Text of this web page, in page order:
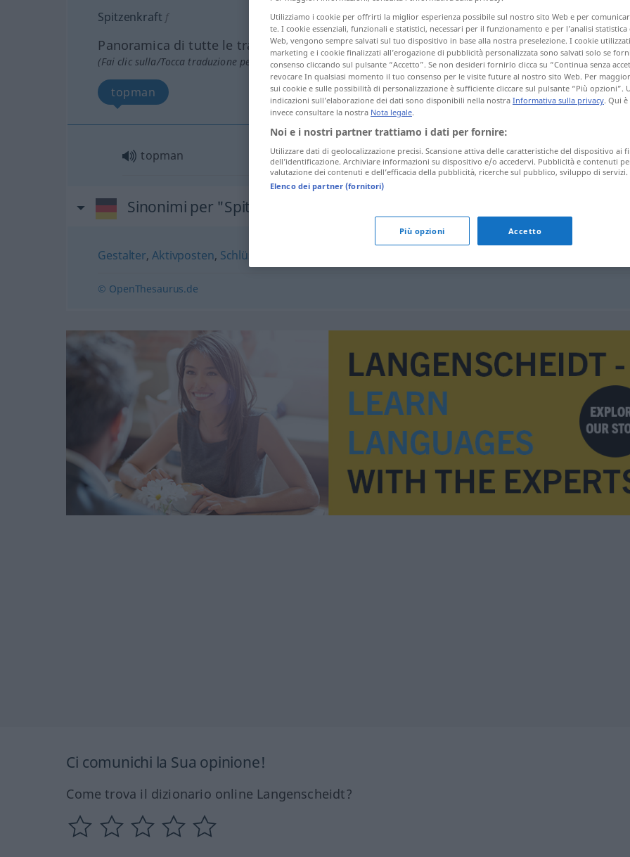
Spitzenkraft f
Panoramica di tutte le traduzion
(Fai clic sulla/Tocca traduzione per maggiori dettagli)
topman
topman Spitzenkraft
Sinonimi per "Spitzenkraft"
Gestalter,Aktivposten, Schlüsselfigur
© OpenThesaurus.de
Ci comunichi la Sua opinione!
Come trova il dizionario online Langenscheidt?
Utilizziamo i cookie per offrirti la miglior esperienza possibile sul nostro sito Web e per
te. I cookie essenziali, funzionali e statistici, necessari per il funzionamento e per l’analisi
Web, vengono sempre salvati sul tuo dispositivo in base alla nostra preselezione. I cookie
marketing e i cookie finalizzati all’erogazione di pubblicità personalizzata sono salvati solo se
consenso cliccando sul pulsante “Accetto”. Se non desideri fornirlo clicca su “Continua senza
revocare In qualsiasi momento il tuo consenso per le visite future al nostro sito Web. Per
sui cookie e sulle possibilità di personalizzazione è sufficiente cliccare sul pulsante “Più opzioni”.
indicazioni sull’elaborazione dei dati sono disponibili nella nostra Informativa sulla privacy. Qui
invece consultare la nostra Nota legale.
Noi e i nostri partner trattiamo i dati per fornire:
Utilizzare dati di geolocalizzazione precisi. Scansione attiva delle caratteristiche del dispositivo ai
dell’identificazione. Archiviare informazioni su dispositivo e/o accedervi. Pubblicità e contenuti
valutazione dei contenuti e dell’efficacia della pubblicità, ricerche sul pubblico, sviluppo di servizi.
Elenco dei partner (fornitori)
Più opzioni Accetto